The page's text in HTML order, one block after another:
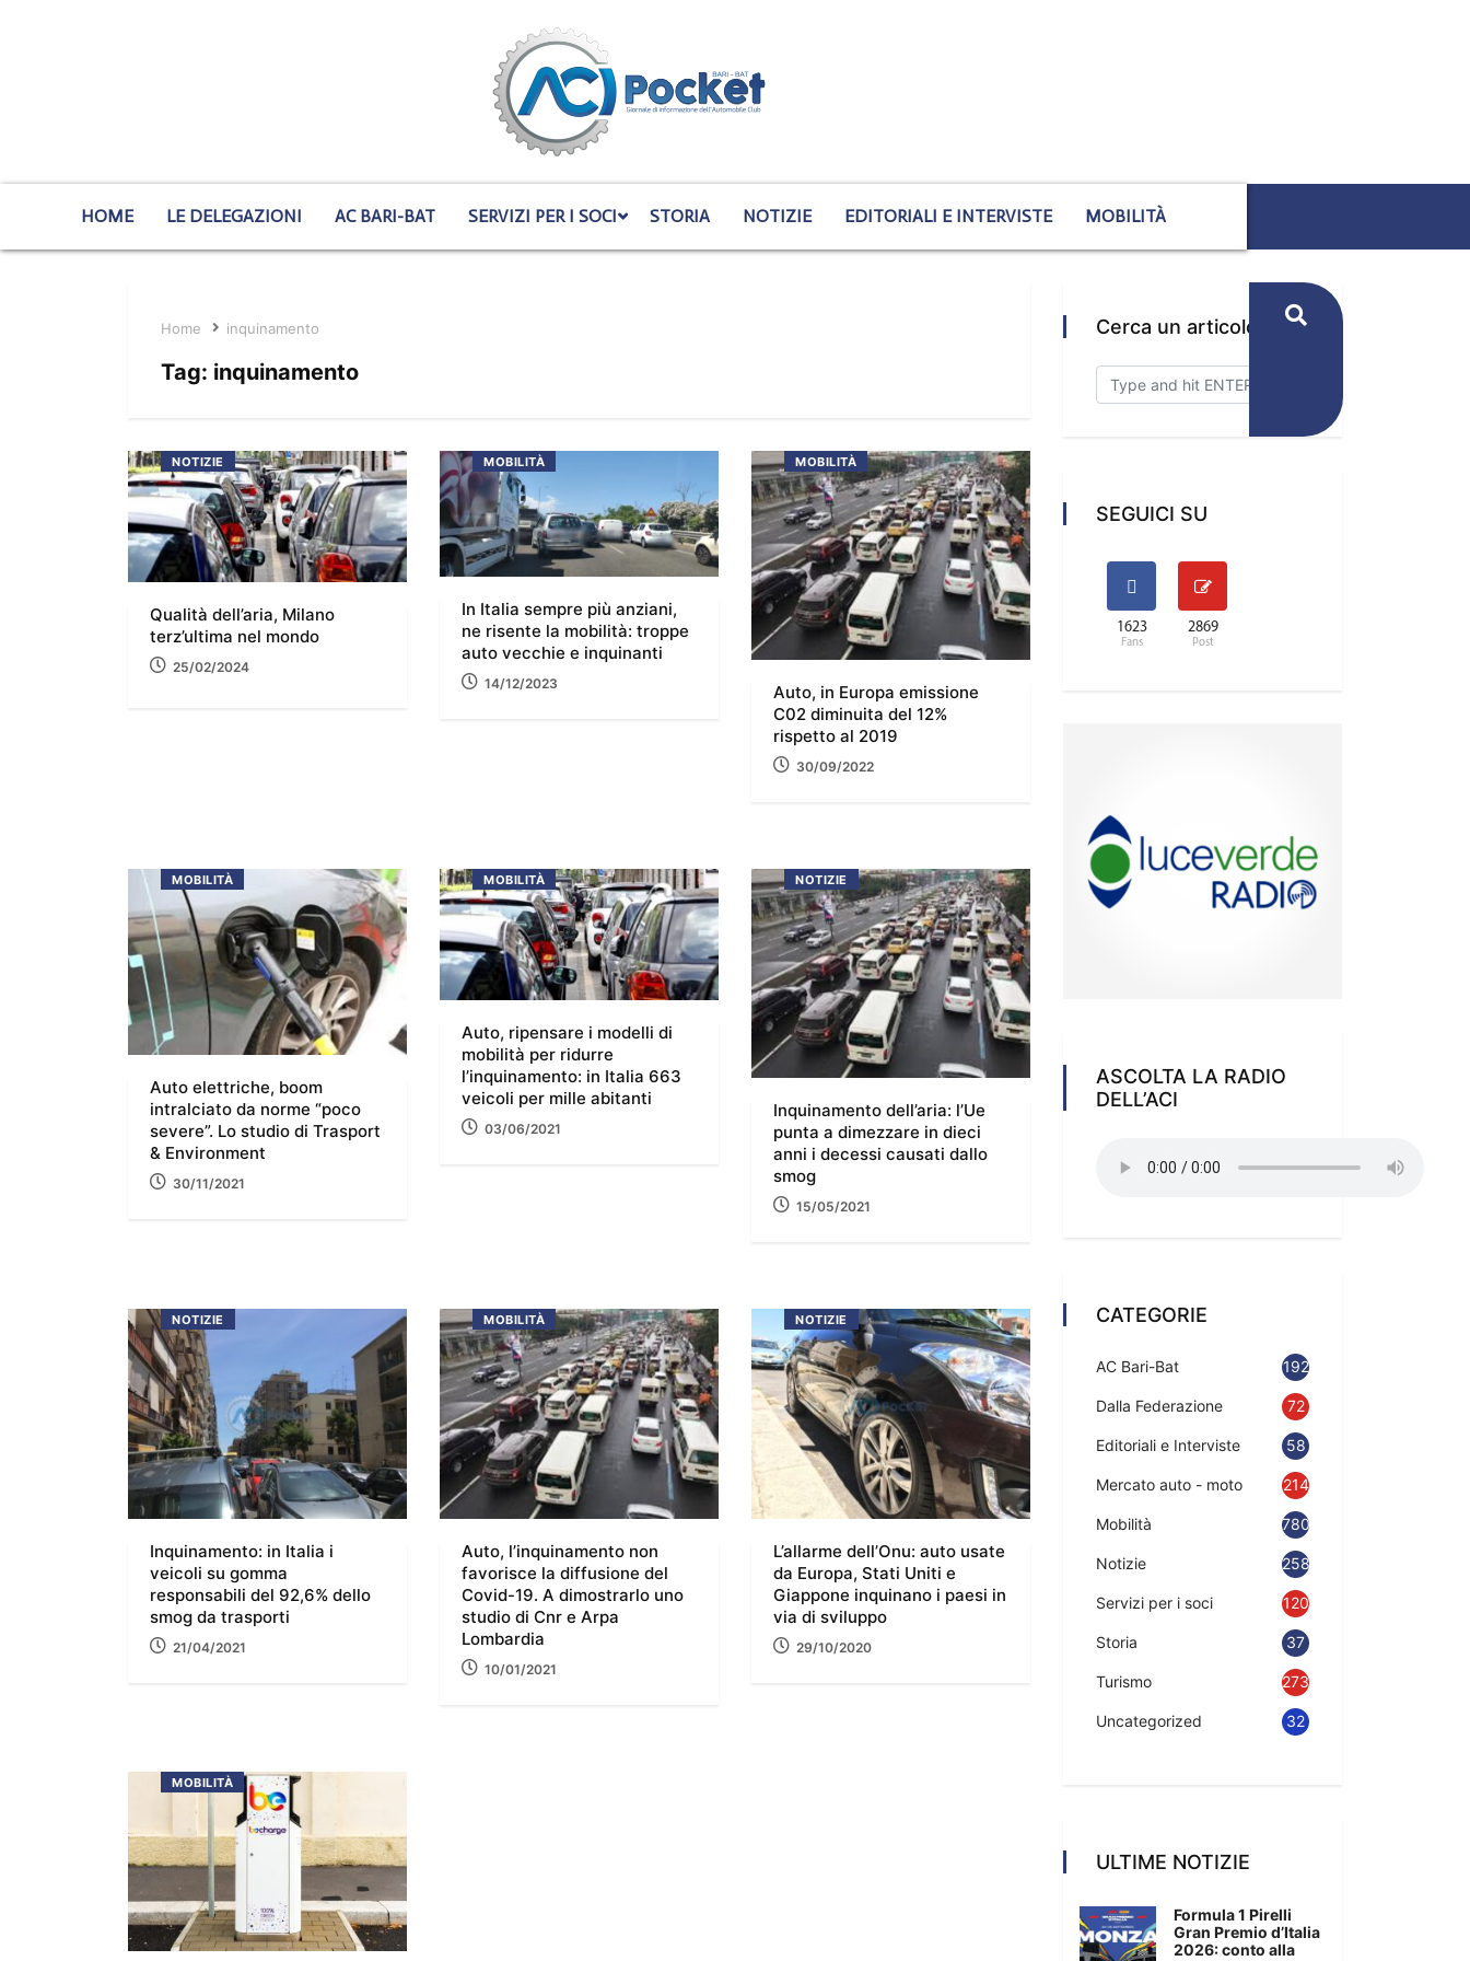
HOME LE DELEGAZIONI AC BARI-BAT SERVIZI PER I SOCI STORIA NOTIZIE EDITORIALI E INTERVISTE MOBILITÀ
Home inquinamento
Tag: inquinamento
NOTIZIE
Qualità dell’aria, Milano
terz’ultima nel mondo
25/02/2024
MOBILITÀ
In Italia sempre più anziani,
ne risente la mobilità: troppe
auto vecchie e inquinanti
14/12/2023
MOBILITÀ
Auto, in Europa emissione
C02 diminuita del 12%
rispetto al 2019
30/09/2022
MOBILITÀ
Auto elettriche, boom
intralciato da norme “poco
severe”. Lo studio di Trasport
& Environment
30/11/2021
MOBILITÀ
Auto, ripensare i modelli di
mobilità per ridurre
l’inquinamento: in Italia 663
veicoli per mille abitanti
03/06/2021
NOTIZIE
Inquinamento dell’aria: l’Ue
punta a dimezzare in dieci
anni i decessi causati dallo
smog
15/05/2021
NOTIZIE
Inquinamento: in Italia i
veicoli su gomma
responsabili del 92,6% dello
smog da trasporti
21/04/2021
MOBILITÀ
Auto, l’inquinamento non
favorisce la diffusione del
Covid-19. A dimostrarlo uno
studio di Cnr e Arpa
Lombardia
10/01/2021
NOTIZIE
L’allarme dell’Onu: auto usate
da Europa, Stati Uniti e
Giappone inquinano i paesi in
via di sviluppo
29/10/2020
MOBILITÀ
Cerca un articolo
SEGUICI SU
1623
Fans
2869
Post
ASCOLTA LA RADIO
DELL’ACI
CATEGORIE
AC Bari-Bat 192
Dalla Federazione 72
Editoriali e Interviste 58
Mercato auto - moto 214
Mobilità 780
Notizie 2583
Servizi per i soci 120
Storia 37
Turismo 273
Uncategorized 32
ULTIME NOTIZIE
Formula 1 Pirelli
Gran Premio d’Italia
2026: conto alla